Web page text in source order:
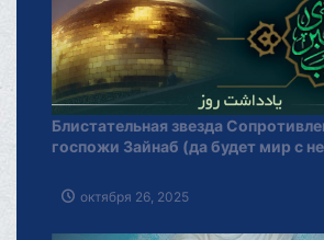
Блистательная звезда
госпожи Зайнаб (да будет мир с
октября 26, 2025